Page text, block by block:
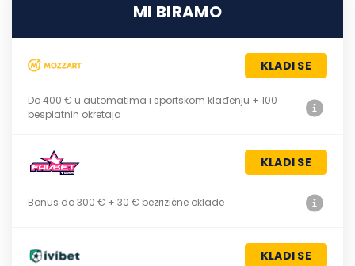
MI BIRAMO
KLADI SE
Do 400 € u automatima i sportskom klađenju + 100
besplatnih okretaja
KLADI SE
Bonus do 300 € + 30 € bezrizične oklade
KLADI SE